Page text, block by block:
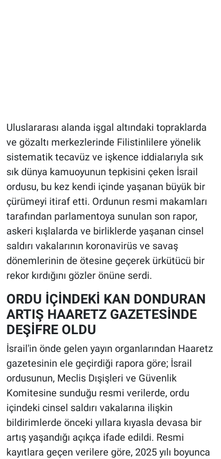
Uluslararası alanda işgal altındaki topraklarda
ve gözaltı merkezlerinde Filistinlilere yönelik
sistematik tecavüz ve işkence iddialarıyla sık
sık dünya kamuoyunun tepkisini çeken İsrail
ordusu, bu kez kendi içinde yaşanan büyük bir
çürümeyi itiraf etti. Ordunun resmi makamları
tarafından parlamentoya sunulan son rapor,
askeri kışlalarda ve birliklerde yaşanan cinsel
saldırı vakalarının koronavirüs ve savaş
dönemlerinin de ötesine geçerek ürkütücü bir
rekor kırdığını gözler önüne serdi.
ORDU İÇİNDEKİ KAN DONDURAN
ARTIŞ HAARETZ GAZETESİNDE
DEŞİFRE OLDU
İsrail'in önde gelen yayın organlarından Haaretz
gazetesinin ele geçirdiği rapora göre; İsrail
ordusunun, Meclis Dışişleri ve Güvenlik
Komitesine sunduğu resmi verilerde, ordu
içindeki cinsel saldırı vakalarına ilişkin
bildirimlerde önceki yıllara kıyasla devasa bir
artış yaşandığı açıkça ifade edildi. Resmi
kayıtlara geçen verilere göre, 2025 yılı boyunca